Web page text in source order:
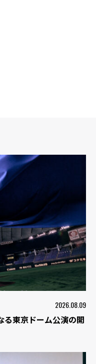
2026.08.09
東京ドーム公演の開